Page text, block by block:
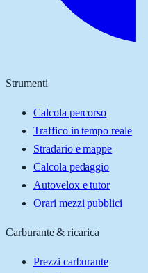
Strumenti
Calcola percorso
Traffico in tempo reale
Stradario e mappe
Calcola pedaggio
Autovelox e tutor
Orari mezzi pubblici
Carburante & ricarica
Prezzi carburante